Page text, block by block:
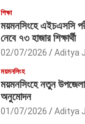
শিক্ষা
ময়মনসিংহে এইচএসসি
নেবে ৭৩ হাজার শিক্ষার্থী
02/07/2026 Aditya
ময়মনসিংহ
ময়মনসিংহে নতুন
অনুমোদন
01/07/2026 Aditya